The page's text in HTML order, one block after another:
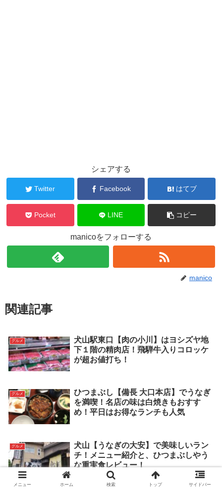
シェアする
Twitter Facebook はてブ
Pocket LINE コピー
manicoをフォローする
manico
関連記事
グルメ
犬山駅東口【肉の小川】はヨシズヤ地
下１階の精肉店！飛騨牛入りコロッケ
が超お値打ち！
グルメ
ひつまぶし【備長 大口本店】でうなぎ
を満喫！名店の味は白焼きもおすす
め！平日はお得なランチも人気
グルメ
犬山【うなぎの大安】で美味しいラン
チ！メニュー紹介と、ひつまぶしやう
な重実食レビュー！
メニュー ホーム 検索 トップ サイドバー